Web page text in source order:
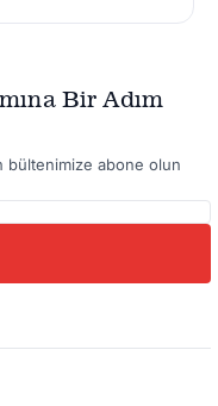
Bir Adım
bültenimize abone olun